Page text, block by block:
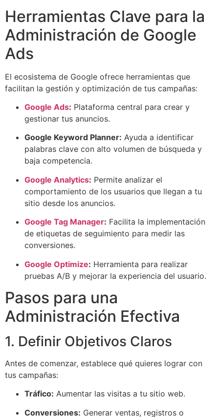
Herramientas Clave para la
Administración de Google
Ads
El ecosistema de Google ofrece herramientas que
facilitan la gestión y optimización de tus campañas:
Google Ads: Plataforma central para crear y
gestionar tus anuncios.
Google Keyword Planner: Ayuda a identificar
palabras clave con alto volumen de búsqueda y
baja competencia.
Google Analytics: Permite analizar el
comportamiento de los usuarios que llegan a tu
sitio desde los anuncios.
Google Tag Manager: Facilita la implementación
de etiquetas de seguimiento para medir las
conversiones.
Google Optimize: Herramienta para realizar
pruebas A/B y mejorar la experiencia del usuario.
Pasos para una
Administración Efectiva
1. Definir Objetivos Claros
Antes de comenzar, establece qué quieres lograr con
tus campañas:
Tráfico: Aumentar las visitas a tu sitio web.
Conversiones: Generar ventas, registros o